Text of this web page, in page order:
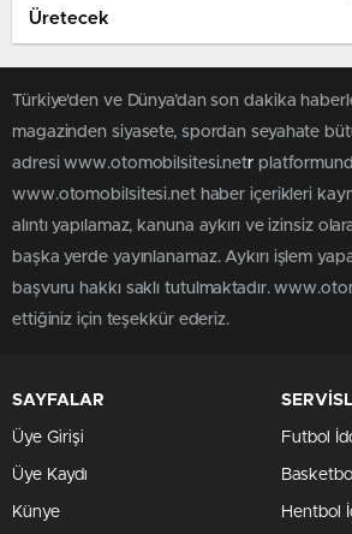
Üretecek
Türkiye'den ve Dünya’dan son dakika
magazinden siyasete, spordan seyahate
adresi www.otomobilsitesi.netr
www.otomobilsitesi.net haber içerikleri
alıntı yapılamaz, kanuna aykırı ve izinsiz
başka yerde yayınlanamaz. Aykırı işlem
başvuru hakkı saklı tutulmaktadır.
ettiğiniz için teşekkür ederiz.
SAYFALAR
Üye Girişi
Üye Kaydı
Künye
Futbol
Hentbol